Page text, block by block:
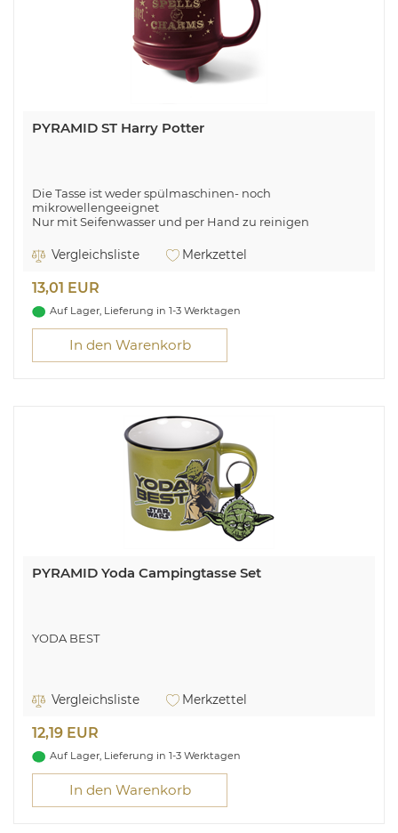
PYRAMID ST Harry Potter
Die Tasse ist weder spülmaschinen- noch
mikrowellengeeignet
Nur mit Seifenwasser und per Hand zu reinigen
Vergleichsliste Merkzettel
13,01 EUR
Auf Lager, Lieferung in 1-3 Werktagen
In den Warenkorb
PYRAMID Yoda Campingtasse Set
YODA BEST
Vergleichsliste Merkzettel
12,19 EUR
Auf Lager, Lieferung in 1-3 Werktagen
In den Warenkorb